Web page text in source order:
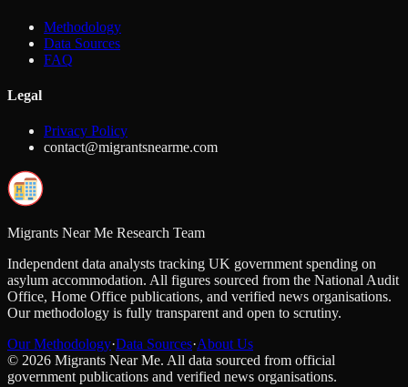
Methodology
Data Sources
FAQ
Legal
Privacy Policy
contact@migrantsnearme.com
Migrants Near Me Research Team
Independent data analysts tracking UK government spending on
asylum accommodation. All figures sourced from the National Audit
Office, Home Office publications, and verified news organisations.
Our methodology is fully transparent and open to scrutiny.
Our Methodology·Data Sources·About Us
© 2026 Migrants Near Me. All data sourced from official
government publications and verified news organisations.